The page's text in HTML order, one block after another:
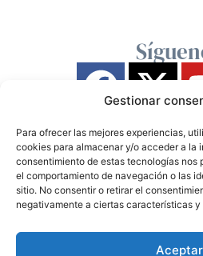
Gestionar
Para ofrecer las mejores experiencias,
cookies para almacenar y/o acceder a la
consentimiento de estas tecnologías nos
el comportamiento de navegación o las
sitio. No consentir o retirar el
negativamente a ciertas características
Aceptar